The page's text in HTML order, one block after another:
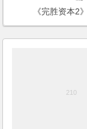
《完胜资本2